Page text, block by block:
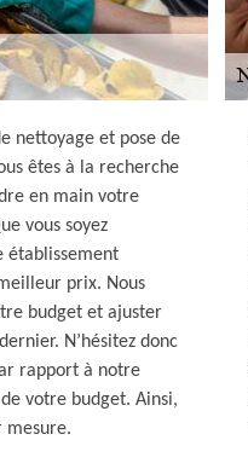
nettoyage et pose de
êtes à la recherche
en main votre
vous soyez
établissement
prix. Nous
budget et ajuster
N’hésitez donc
rapport à notre
votre budget. Ainsi,
mesure.